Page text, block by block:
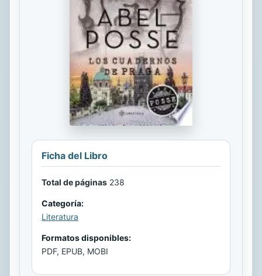
Ficha del Libro
Total de páginas 238
Categoría:
Literatura
Formatos disponibles:
PDF, EPUB, MOBI